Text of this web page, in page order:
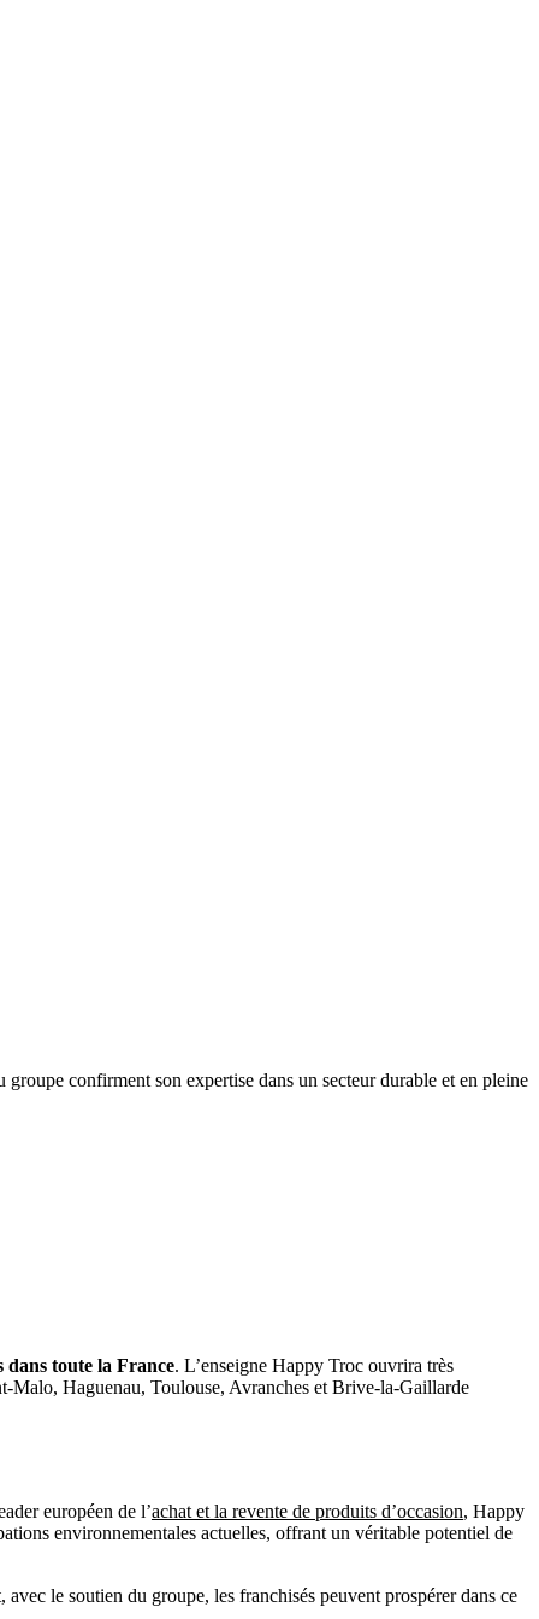
confirment son expertise dans un secteur durable et en pleine
dans toute la France. L’enseigne Happy Troc ouvrira très
Malo, Haguenau, Toulouse, Avranches et Brive-la-Gaillarde
européen de l’achat et la revente de produits d’occasion, Happy
environnementales actuelles, offrant un véritable potentiel de
avec le soutien du groupe, les franchisés peuvent prospérer dans ce